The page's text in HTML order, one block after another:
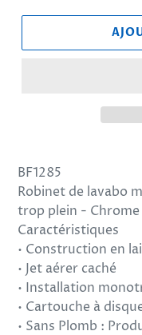
d'un
produit
à
votre
panier
BF1285
Robinet de lavabo
trop plein - Chrome
Caractéristiques
• Construction en
• Jet aérer caché
• Installation
• Cartouche à
• Sans Plomb :